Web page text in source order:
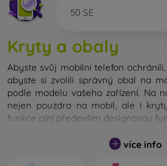
50 SE
Kryty a obaly
Abyste svůj mobilní telefon
abyste si zvolili správný obal na
podle modelu vašeho zařízení. Na
nejen pouzdra na mobil, ale i
funkce plní především designovou
Kryt na mobil můžeme také nazvat
ochranu zadní části telefonu.
více info